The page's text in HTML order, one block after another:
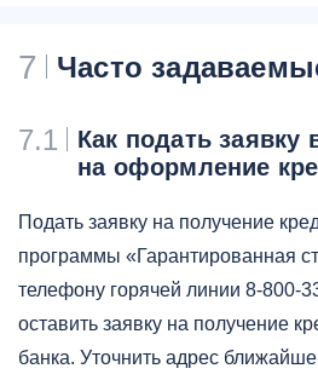
7 Часто
7.1
Как подать заявку
на оформление
Подать заявку на получение
программы «Гарантированная
телефону горячей линии 8-800-
оставить заявку на получение
банка. Уточнить адрес